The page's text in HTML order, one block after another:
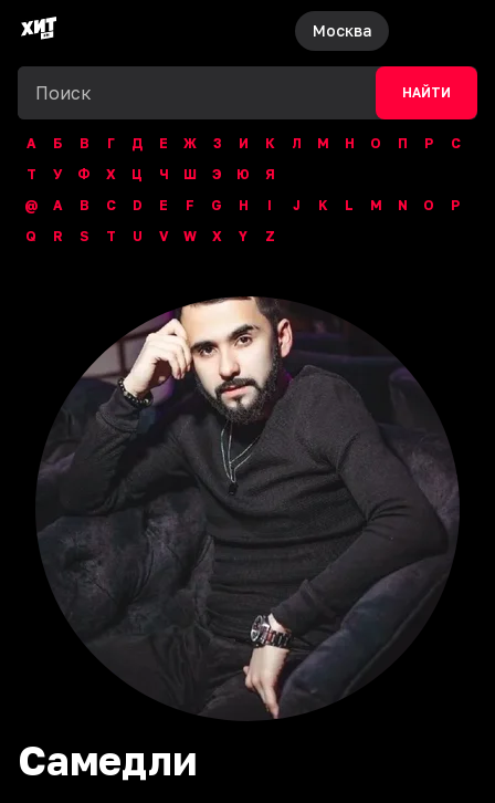
Москва
НАЙТИ
А Б В Г Д Е Ж З И К Л М Н О П Р
С
Т
У Ф Х Ц Ч Ш Э Ю
Я
@
A B C D E F G H I J K L M N O
P
Q
R S T U V W X Y Z
Самедли